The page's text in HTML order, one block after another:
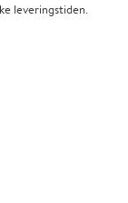
leveringstiden.